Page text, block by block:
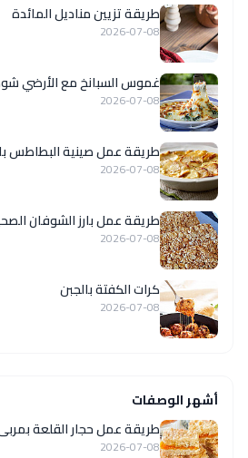
طريقة تزيين مناديل المائدة
2026-07-08
غموس السبانخ مع الأرضي
2026-07-08
طريقة عمل صينية البطاطس
2026-07-08
طريقة عمل بارز الشوفان
2026-07-08
كرات الكفتة بالجبن
2026-07-08
أشهر الوصفات
طريقة عمل حجار القلعة
2026-07-08